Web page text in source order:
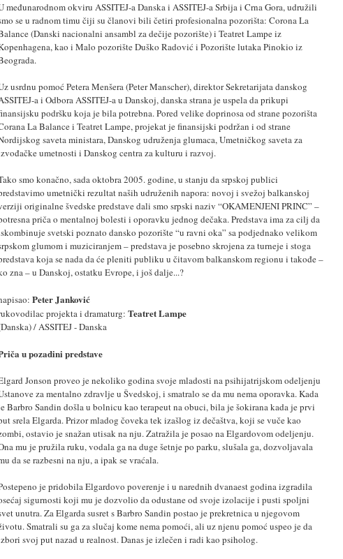
međunarodnom okviru ASSITEJ-a Danska i ASSITEJ-a Srbija i Crna Gora, udružili
se u radnom timu čiji su članovi bili četiri profesionalna pozorišta: Corona La
(Danski nacionalni ansambl za dečije pozorište) i Teatret Lampe iz
kao i Malo pozorište Duško Radović i Pozorište lutaka Pinokio iz
usrdnu pomoć Petera Menšera (Peter Manscher), direktor Sekretarijata danskog
a i Odbora ASSITEJ-a u Danskoj, danska strana je uspela da prikupi
podršku koja je bila potrebna. Pored velike doprinosa od strane pozorišta
La Balance i Teatret Lampe, projekat je finansijski podržan i od strane
saveta ministara, Danskog udruženja glumaca, Umetničkog saveta za
umetnosti i Danskog centra za kulturu i razvoj.
smo konačno, sada oktobra 2005. godine, u stanju da srpskoj publici
umetnički rezultat naših udruženih napora: novoj i svežoj balkanskoj
originalne švedske predstave dali smo srpski naziv “OKAMENJENI PRINC” –
priča o mentalnoj bolesti i oporavku jednog dečaka. Predstava ima za cilj da
svetski poznato dansko pozorište “u ravni oka” sa podjednako velikom
glumom i muziciranjem – predstava je posebno skrojena za turneje i stoga
koja se nada da će pleniti publiku u čitavom balkanskom regionu i takođe –
zna – u Danskoj, ostatku Evrope, i još dalje...?
Peter Janković
projekta i dramaturg: Teatret Lampe
/ ASSITEJ - Danska
u pozadini predstave
Jonson proveo je nekoliko godina svoje mladosti na psihijatrijskom odeljenju
za mentalno zdravlje u Švedskoj, i smatralo se da mu nema oporavka. Kada
Barbro Sandin došla u bolnicu kao terapeut na obuci, bila je šokirana kada je prvi
srela Elgarda. Prizor mladog čoveka tek izašlog iz dečaštva, koji se vuče kao
ostavio je snažan utisak na nju. Zatražila je posao na Elgardovom odeljenju.
mu je pružila ruku, vodala ga na duge šetnje po parku, slušala ga, dozvoljavala
da se razbesni na nju, a ipak se vraćala.
je pridobila Elgardovo poverenje i u narednih dvanaest godina izgradila
sigurnosti koji mu je dozvolio da odustane od svoje izolacije i pusti spoljni
unutra. Za Elgarda susret s Barbro Sandin postao je prekretnica u njegovom
Smatrali su ga za slučaj kome nema pomoći, ali uz njenu pomoć uspeo je da
svoj put nazad u realnost. Danas je izlečen i radi kao psiholog.